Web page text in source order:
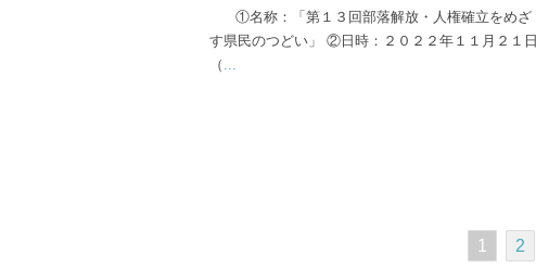
①名称：「第１３回部落解放・人権確立をめざ
す県民のつどい」 ②日時：２０２２年１１月２１日
（ ...
1 2